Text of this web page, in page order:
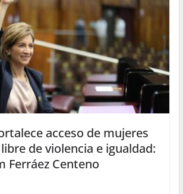
acceso de mujeres
de violencia e igualdad:
Ferráez Centeno